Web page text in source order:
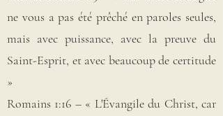
ne vous a pas été prêché en paroles seules,
mais avec puissance, avec la preuve du
Saint-Esprit, et avec beaucoup de certitude
»
Romains 1:16 – « L'Évangile du Christ, car